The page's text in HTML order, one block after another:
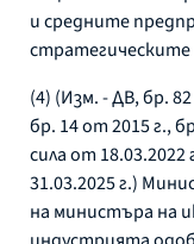
и средните
стратегическите
(4) (Изм. - ДВ, бр.
бр. 14 от 2015 г.,
сила от 18.03.2022
31.03.2025 г.)
на министъра на